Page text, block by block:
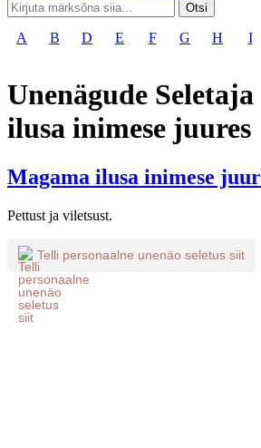
Otsi
A B D E F G H I
Unenägude
ilusa inimese juures
Magama ilusa inimese
Pettust ja viletsust.
Telli personaalne unenäo seletus siit